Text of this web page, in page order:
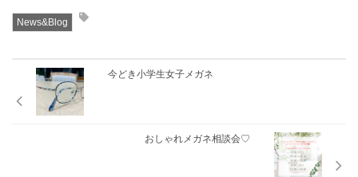
News&Blog
今どき小学生女子メガネ
おしゃれメガネ相談会♡